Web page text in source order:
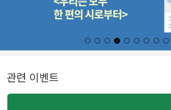
관련 이벤트